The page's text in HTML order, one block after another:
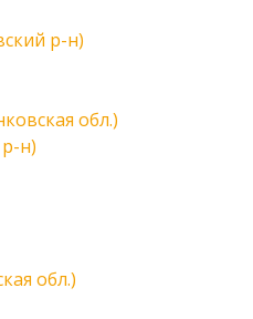
р-н)
обл.)
н)
обл.)